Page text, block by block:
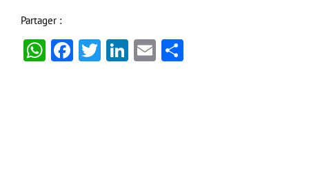
Partager :
WhatsApp
Facebook
Twitter
LinkedIn
Email